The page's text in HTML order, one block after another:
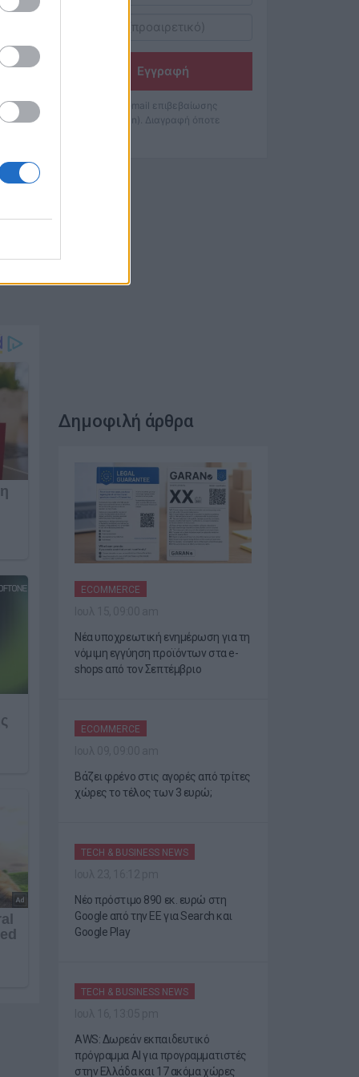
Εγγραφή
Θα λάβετε email επιβεβαίωσης
(double opt-in). Διαγραφή όποτε
Δημοφιλή άρθρα
ECOMMERCE
Νέα υποχρεωτική ενημέρωση για τη
νόμιμη εγγύηση προϊόντων στα e-
shops από τον Σεπτέμβριο
ECOMMERCE
Βάζει φρένο στις αγορές από τρίτες
χώρες το τέλος των 3 ευρώ;
TECH & BUSINESS NEWS
Νέο πρόστιμο 890 εκ. ευρώ στη
Google από την ΕΕ για Search και
Google Play
TECH & BUSINESS NEWS
AWS: Δωρεάν εκπαιδευτικό
πρόγραμμα AI για προγραμματιστές
στην Ελλάδα και 17 ακόμα χώρες